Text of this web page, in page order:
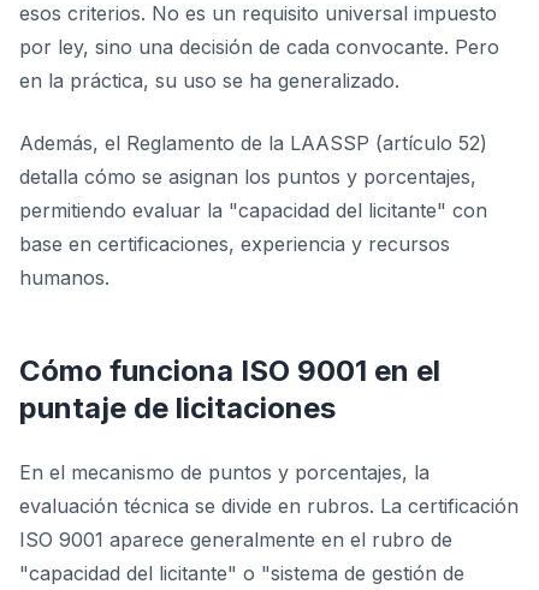
esos criterios. No es un requisito universal impuesto
por ley, sino una decisión de cada convocante. Pero
en la práctica, su uso se ha generalizado.
Además, el Reglamento de la LAASSP (artículo 52)
detalla cómo se asignan los puntos y porcentajes,
permitiendo evaluar la "capacidad del licitante" con
base en certificaciones, experiencia y recursos
humanos.
Cómo funciona ISO 9001 en el
puntaje de licitaciones
En el mecanismo de puntos y porcentajes, la
evaluación técnica se divide en rubros. La certificación
ISO 9001 aparece generalmente en el rubro de
"capacidad del licitante" o "sistema de gestión de